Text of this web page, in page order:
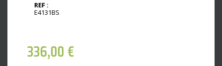
REF :
E4131BS
336,00€